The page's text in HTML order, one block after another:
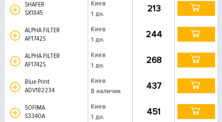
SHAFER
SX1845
Киев
1 дн.
213
ALPHA FILTER
AF1742S
Киев
1 дн.
244
ALPHA FILTER
AF1742S
Киев
1 дн.
268
Blue Print
ADV182234
Киев
В наличии
437
SOFIMA
S3340A
Киев
1 дн.
451